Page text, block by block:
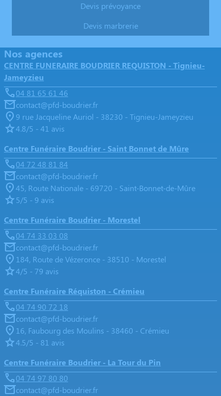
Devis prévoyance
Devis marbrerie
Nos agences
CENTRE FUNERAIRE BOUDRIER REQUISTON - Tignieu-
Jameyzieu
04 81 65 61 46
contact@pfd-boudrier.fr
9 rue Jacqueline Auriol - 38230 - Tignieu-Jameyzieu
4.8/5 - 41 avis
Centre Funéraire Boudrier - Saint Bonnet de Mûre
04 72 48 81 84
contact@pfd-boudrier.fr
45, Route Nationale - 69720 - Saint-Bonnet-de-Mûre
5/5 - 9 avis
Centre Funéraire Boudrier - Morestel
04 74 33 03 08
contact@pfd-boudrier.fr
184, Route de Vézeronce - 38510 - Morestel
4/5 - 79 avis
Centre Funéraire Réquiston - Crémieu
04 74 90 72 18
contact@pfd-boudrier.fr
16, Faubourg des Moulins - 38460 - Crémieu
4.5/5 - 81 avis
Centre Funéraire Boudrier - La Tour du Pin
04 74 97 80 80
contact@pfd-boudrier.fr